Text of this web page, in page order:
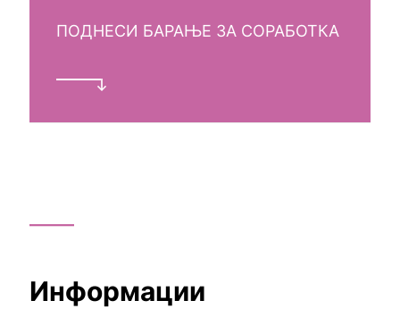
ПОДНЕСИ БАРАЊЕ ЗА СОРАБОТКА
Информации